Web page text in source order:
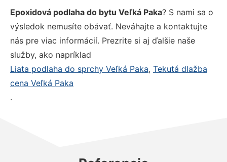
Epoxidová podlaha do bytu Veľká Paka? S nami sa o
výsledok nemusíte obávať. Neváhajte a kontaktujte
nás pre viac informácií. Prezrite si aj ďalšie naše
služby, ako napríklad
Liata podlaha do sprchy Veľká Paka, Tekutá dlažba
cena Veľká Paka
.